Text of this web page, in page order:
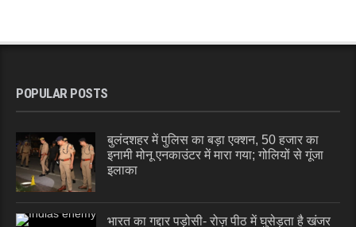
POPULAR POSTS
बुलंदशहर में पुलिस का बड़ा एक्शन, 50 हजार का
इनामी मोनू एनकाउंटर में मारा गया; गोलियों से गूंजा
इलाका
भारत का गद्दार पड़ोसी- रोज़ पीठ में घुसेड़ता है खंजर